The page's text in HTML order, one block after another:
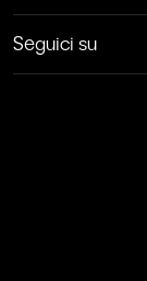
Seguici su